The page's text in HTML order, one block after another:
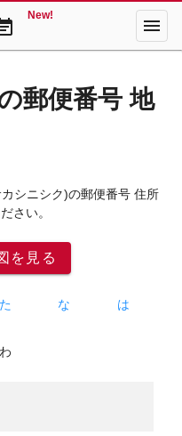
New! menu
郵便番号 地
シニシク)の郵便番号 住所
さい。
を見る
た な は
わ